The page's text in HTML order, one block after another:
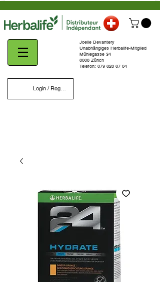
Login / Register
Joelle Devantery
Unabhängiges Herbalife-Mitglied
Mühlegasse 34
8008 Zürich
Telefon: 079 628 67 04